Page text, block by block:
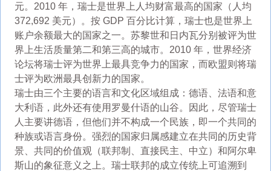
元。2010 年，瑞士是世界上人均财富最高的国家（人均
372,692 美元）。按 GDP 百分比计算，瑞士也是世界上
账户余额最大的国家之一。苏黎世和日内瓦分别被评为世
界上生活质量第二和第三高的城市。2010 年，世界经济
论坛将瑞士评为世界上最具竞争力的国家，而欧盟则将瑞
士评为欧洲最具创新力的国家。
瑞士由三个主要的语言和文化区域组成：德语、法语和意
大利语，此外还有使用罗曼什语的山谷。因此，尽管瑞士
人主要讲德语，但他们并不构成一个民族，即一个共同的
种族或语言身份。强烈的国家归属感建立在共同的历史背
景、共同的价值观（联邦制、直接民主、中立）和阿尔卑
斯山的象征意义之上。瑞士联邦的成立传统上可追溯到